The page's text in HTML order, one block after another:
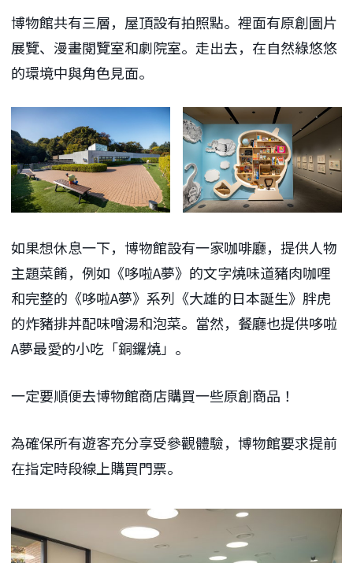
博物館共有三層，屋頂設有拍照點。裡面有原創圖片
展覽、漫畫閱覽室和劇院室。走出去，在自然綠悠悠
的環境中與角色見面。
如果想休息一下，博物館設有一家咖啡廳，提供人物
主題菜餚，例如《哆啦A夢》的文字燒味道豬肉咖哩
和完整的《哆啦A夢》系列《大雄的日本誕生》胖虎
的炸豬排丼配味噌湯和泡菜。當然，餐廳也提供哆啦
A夢最愛的小吃「銅鑼燒」。
一定要順便去博物館商店購買一些原創商品！
為確保所有遊客充分享受參觀體驗，博物館要求提前
在指定時段線上購買門票。